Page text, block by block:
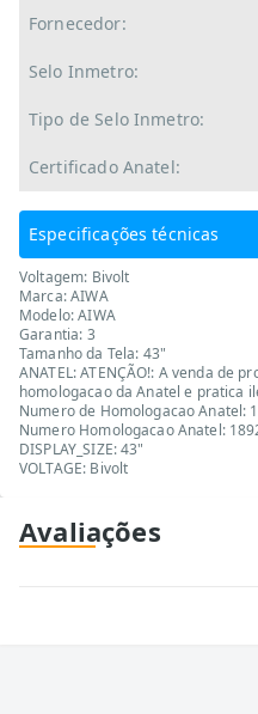
Fornecedor:
Selo Inmetro:
Tipo de Selo Inmetro:
Certificado Anatel:
Especificações técnicas
Voltagem: Bivolt
Marca: AIWA
Modelo: AIWA
Garantia: 3
Tamanho da Tela: 43"
ANATEL: ATENÇÃO!: A venda de
homologacao da Anatel e pratica
Numero de Homologacao Anatel:
Numero Homologacao Anatel:
DISPLAY_SIZE: 43"
VOLTAGE: Bivolt
Avaliações